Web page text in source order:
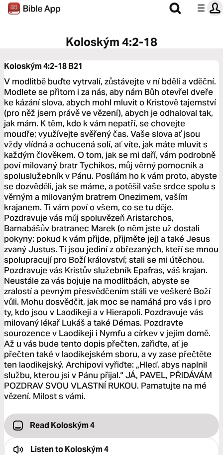
Koloským 4:2-18
Koloským 4:2-18B21
V modlitbě buďte vytrvalí, zůstávejte v ní bdělí a vděční.
Modlete se přitom i za nás, aby nám Bůh otevřel dveře
ke kázání slova, abych mohl mluvit o Kristově tajemství
(pro něž jsem právě ve vězení), abych je odhaloval tak,
jak mám. K těm, kdo k vám nepatří, se chovejte
moudře; využívejte svěřený čas. Vaše slova ať jsou
vždy vlídná a ochucená solí, ať víte, jak máte mluvit s
každým člověkem. O tom, jak se mi daří, vám podrobně
poví milovaný bratr Tychikos, můj věrný pomocník a
spoluslužebník v Pánu. Posílám ho k vám proto, abyste
se dozvěděli, jak se máme, a potěšil vaše srdce spolu s
věrným a milovaným bratrem Onezimem, vaším
krajanem. Ti vám poví o všem, co se tu děje.
Pozdravuje vás můj spoluvězeň Aristarchos,
Barnabášův bratranec Marek (o něm jste už dostali
pokyny: pokud k vám přijde, přijměte jej) a také Jesus
zvaný Justus. Ti jsou jediní z obřezaných, kteří se mnou
spolupracují pro Boží království; stali se mi útěchou.
Pozdravuje vás Kristův služebník Epafras, váš krajan.
Neustále za vás bojuje na modlitbách, abyste se
zralostí a pevným přesvědčením stáli ve veškeré Boží
vůli. Mohu dosvědčit, jak moc se namáhá pro vás i pro
ty, kdo jsou v Laodikeji a v Hierapoli. Pozdravuje vás
milovaný lékař Lukáš a také Démas. Pozdravte
sourozence v Laodikeji i Nymfu a církev v jejím domě.
Až u vás bude tento dopis přečten, zařiďte, ať je
přečten také v laodikejském sboru, a vy zase přečtěte
ten laodikejský. Archipovi vyřiďte: „Hleď, abys naplnil
službu, kterou jsi v Pánu přijal.“ JÁ, PAVEL, PŘIDÁVÁM
POZDRAV SVOU VLASTNÍ RUKOU. Pamatujte na mé
vězení. Milost s vámi.
Read Koloským 4
Listen toKoloským 4